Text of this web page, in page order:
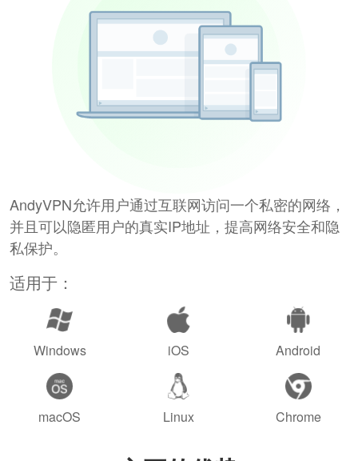
AndyVPN允许用户通过互联网访问一个私密的网络，
并且可以隐匿用户的真实IP地址，提高网络安全和隐
私保护。
适用于：
Windows iOS Android
macOS Linux Chrome